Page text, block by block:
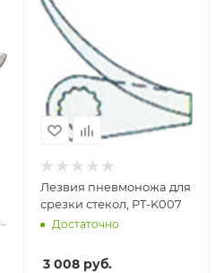
Лезвия пневмоножа для
срезки стекол, PT-K007
Достаточно
3 008руб.